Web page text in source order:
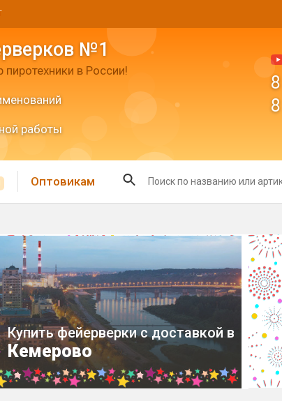
№1
в России!
работы
свечи
и пневмохлопушки
хлопушки
хлопушки
огни
Все для
Светящиеся
Свечи для торта
Фонтаны в торт
Конфетти,
Небесные
Оптовикам
Купить фейерверки с доставкой в
Кемерово